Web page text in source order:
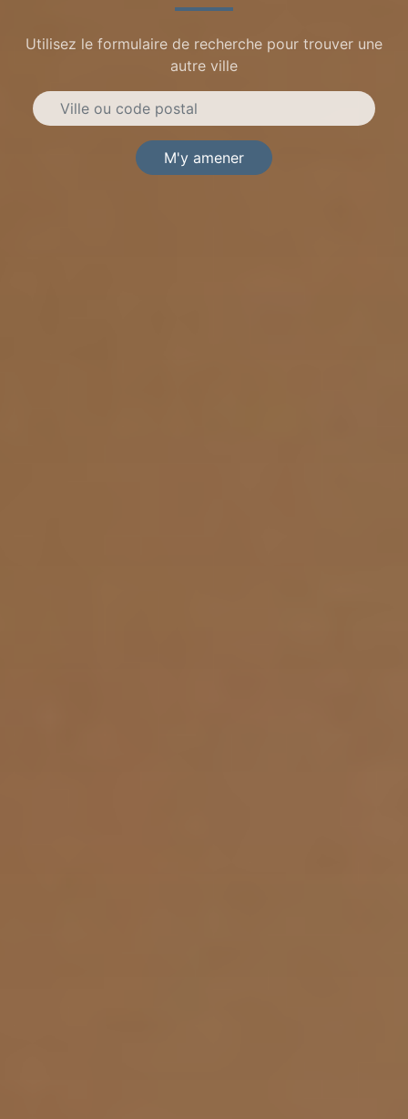
Utilisez le formulaire de recherche pour trouver une
autre ville
M'y amener